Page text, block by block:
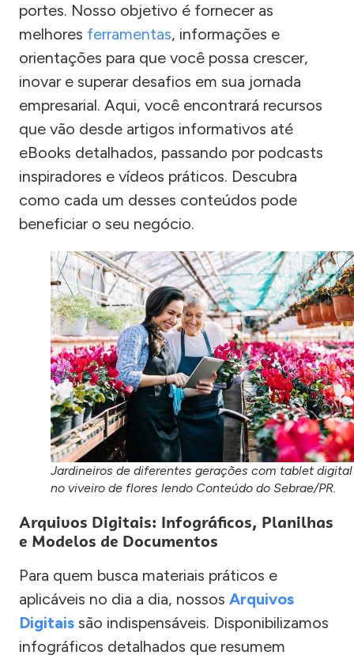
portes. Nosso objetivo é fornecer as
melhores ferramentas, informações e
orientações para que você possa crescer,
inovar e superar desafios em sua jornada
empresarial. Aqui, você encontrará recursos
que vão desde artigos informativos até
eBooks detalhados, passando por podcasts
inspiradores e vídeos práticos. Descubra
como cada um desses conteúdos pode
beneficiar o seu negócio.
Jardineiros de diferentes gerações com tablet digital
no viveiro de flores lendo Conteúdo do Sebrae/PR.
Arquivos Digitais: Infográficos, Planilhas
e Modelos de Documentos
Para quem busca materiais práticos e
aplicáveis no dia a dia, nossos Arquivos
Digitais são indispensáveis. Disponibilizamos
infográficos detalhados que resumem